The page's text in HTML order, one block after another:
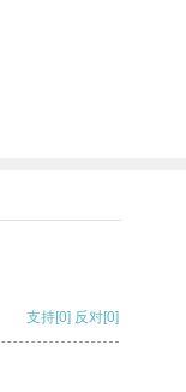
支持[0] 反对[0]